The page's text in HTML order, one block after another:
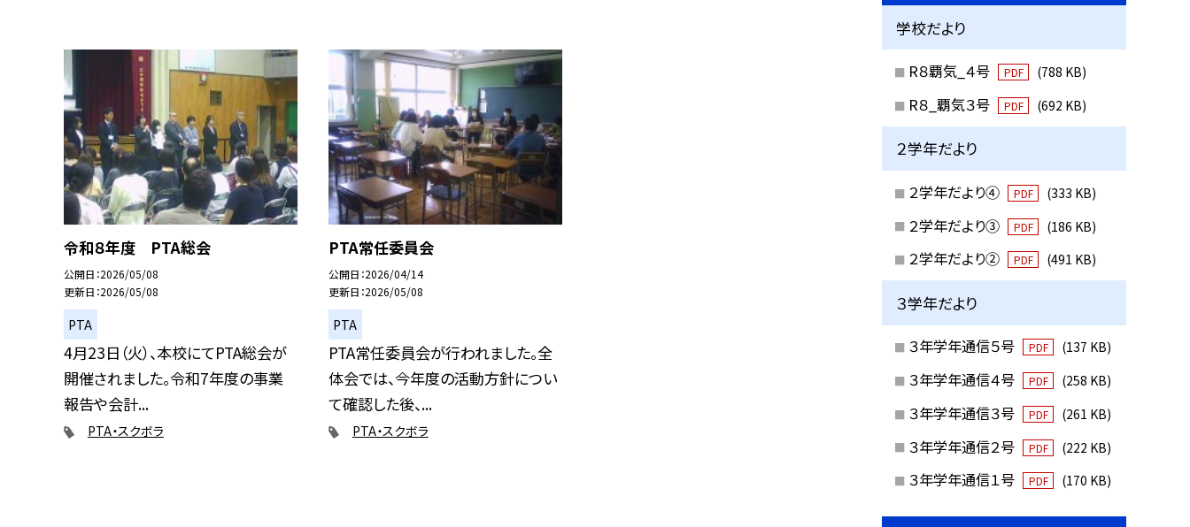
令和８年度 PTA総会
公開日 2026/05/08
更新日 2026/05/08
PTA
4月23日（火）、本校にてPTA総会が
開催されました。令和7年度の事業
報告や会計...
PTA・スクボラ
PTA常任委員会
公開日 2026/04/14
更新日 2026/05/08
PTA
PTA常任委員会が行われました。全
体会では、今年度の活動方針につい
て確認した後、...
PTA・スクボラ
学校だより
R８覇気_４号 PDF (788 KB)
R８_覇気３号 PDF (692 KB)
２学年だより
２学年だより④ PDF (333 KB)
２学年だより③ PDF (186 KB)
２学年だより② PDF (491 KB)
３学年だより
３年学年通信５号 PDF (137 KB)
３年学年通信４号 PDF (258 KB)
３年学年通信３号 PDF (261 KB)
３年学年通信２号 PDF (222 KB)
３年学年通信１号 PDF (170 KB)